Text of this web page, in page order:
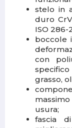
stelo in
duro
ISO 286-
boccole
con
grasso,
usura;
fascia